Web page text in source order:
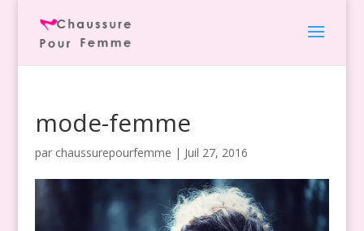
mode-femme
par chaussurepourfemme | Juil 27, 2016